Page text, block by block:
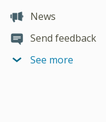
News
Send feedback
See more